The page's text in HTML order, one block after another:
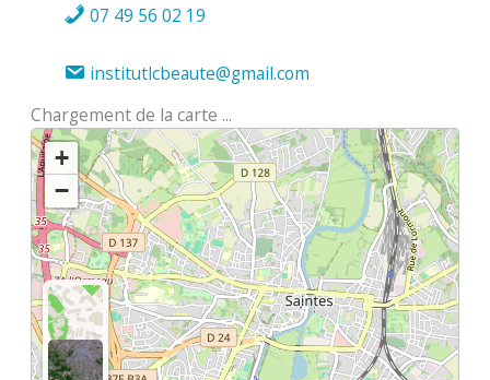
07 49 56 02 19
institutlcbeaute@gmail.com
Chargement de la carte ...
+
−